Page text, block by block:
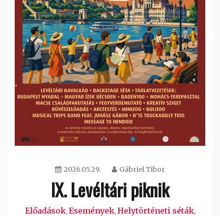
2026.05.29. Gábriel Tibor
IX. Levéltári piknik
Előadások,Események,Helytörténeti séták,